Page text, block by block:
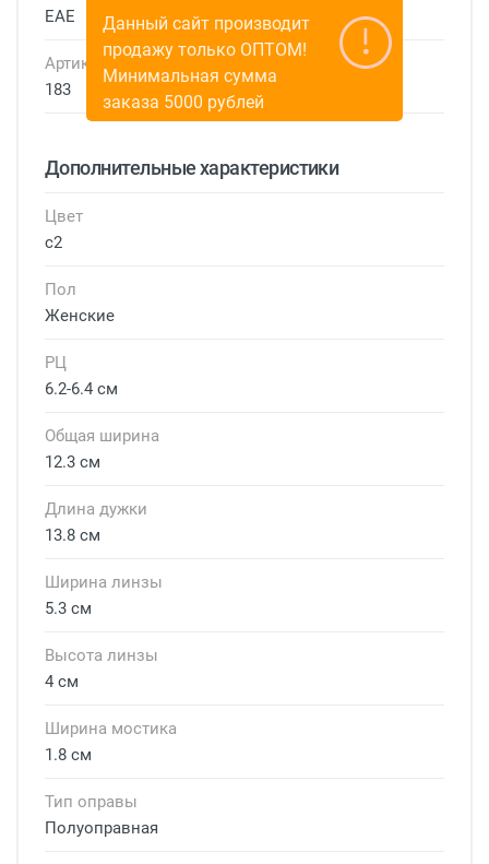
EAE
Артикул
183
Дополнительные характеристики
Цвет
с2
Пол
Женские
РЦ
6.2-6.4 см
Общая ширина
12.3 см
Длина дужки
13.8 см
Ширина линзы
5.3 см
Высота линзы
4 см
Ширина мостика
1.8 см
Тип оправы
Полуоправная
Данный сайт производит
продажу только ОПТОМ!
Минимальная сумма
заказа 5000 рублей